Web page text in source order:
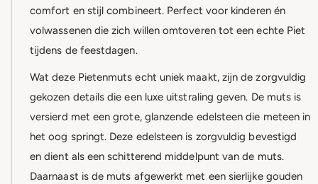
comfort en stijl combineert. Perfect voor kinderen én
volwassenen die zich willen omtoveren tot een echte Piet
tijdens de feestdagen.
Wat deze Pietenmuts echt uniek maakt, zijn de zorgvuldig
gekozen details die een luxe uitstraling geven. De muts is
versierd met een grote, glanzende edelsteen die meteen in
het oog springt. Deze edelsteen is zorgvuldig bevestigd
en dient als een schitterend middelpunt van de muts.
Daarnaast is de muts afgewerkt met een sierlijke gouden